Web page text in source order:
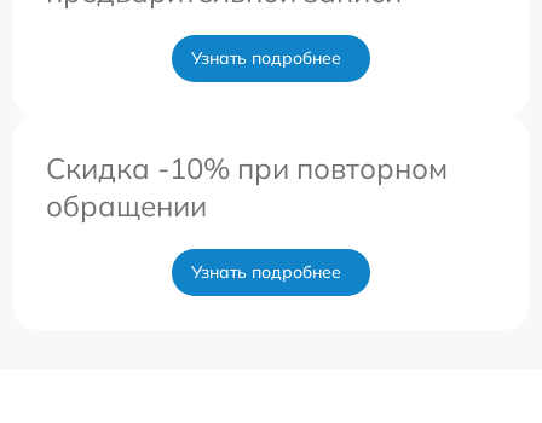
Узнать подробнее
Скидка -10% при повторном
обращении
Узнать подробнее